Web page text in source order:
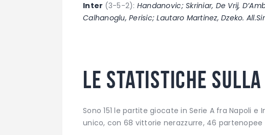
Inter (3-5-2): Handanovic; Skriniar, De Vrij,
Calhanoglu, Perisic; Lautaro Martinez, Dzeko.
Le statistiche
Sono 151 le partite giocate in Serie A fra Napoli
unico, con 68 vittorie nerazzurre, 46 partenopee